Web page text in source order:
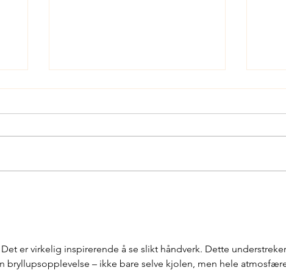
Brudekveld 19 mars Vil
er virkelig inspirerende å se slikt håndverk. Dette understreker
bryllupsopplevelse – ikke bare selve kjolen, men hele